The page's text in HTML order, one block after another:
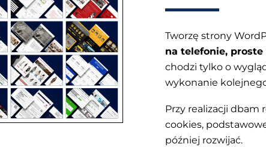
Tworzę strony
na telefonie, proste
chodzi tylko o
wykonanie
Przy realizacji dbam
cookies,
później rozwijać.